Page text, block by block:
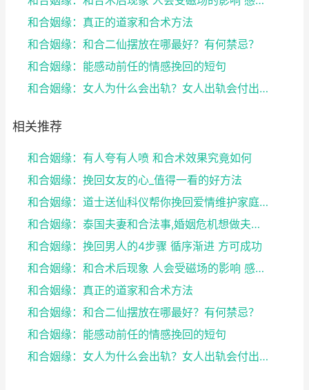
和合姻缘：真正的道家和合术方法
和合姻缘：和合二仙摆放在哪最好？有何禁忌？
和合姻缘：能感动前任的情感挽回的短句
和合姻缘：女人为什么会出轨？女人出轨会付出感情吗？
相关推荐
和合姻缘：有人夸有人喷 和合术效果究竟如何
和合姻缘：挽回女友的心_值得一看的好方法
和合姻缘：道士送仙科仪帮你挽回爱情维护家庭完整
和合姻缘：泰国夫妻和合法事,婚姻危机想做夫妻和合法...
和合姻缘：挽回男人的4步骤 循序渐进 方可成功
和合姻缘：和合术后现象 人会受磁场的影响 感到头晕...
和合姻缘：真正的道家和合术方法
和合姻缘：和合二仙摆放在哪最好？有何禁忌？
和合姻缘：能感动前任的情感挽回的短句
和合姻缘：女人为什么会出轨？女人出轨会付出感情吗？